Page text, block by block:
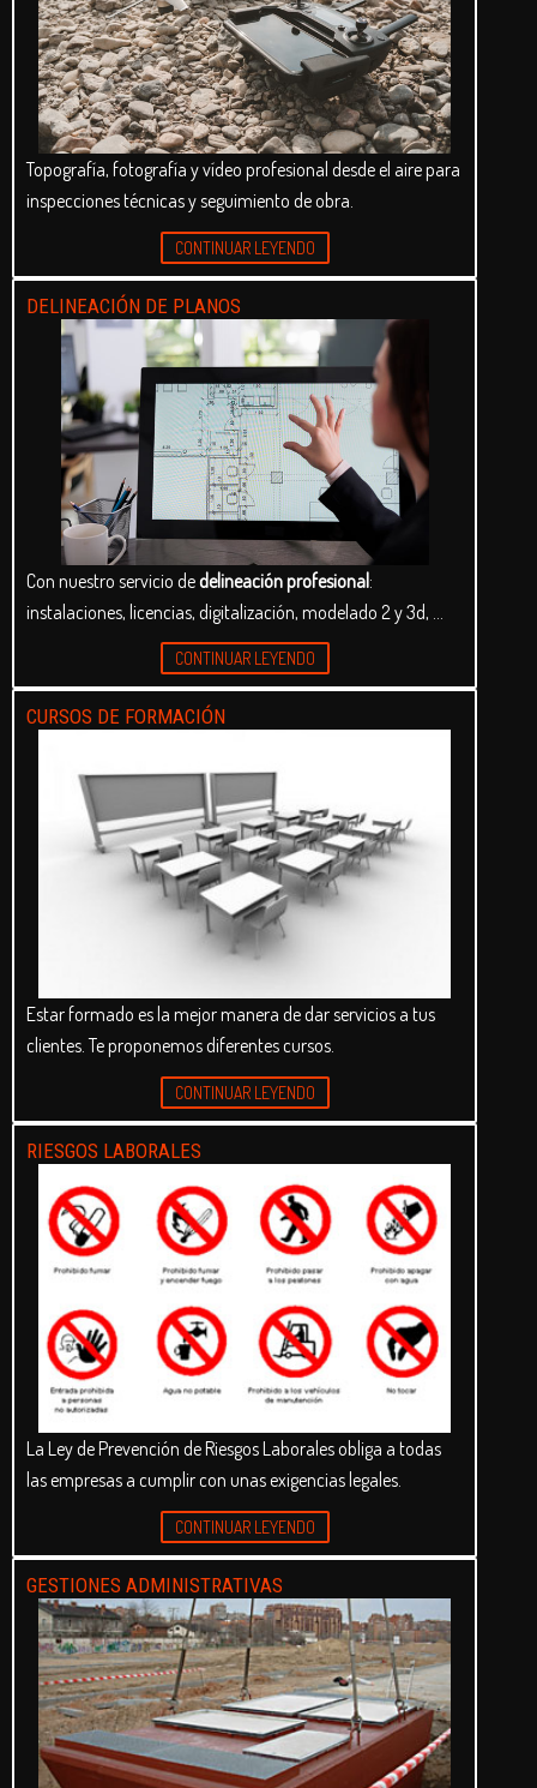
Topografía, fotografía y vídeo profesional desde el aire para
inspecciones técnicas y seguimiento de obra.
CONTINUAR LEYENDO
DELINEACIÓN DE PLANOS
Con nuestro servicio dedelineación profesional:
instalaciones, licencias, digitalización, modelado 2 y 3d, …
CONTINUAR LEYENDO
CURSOS DE FORMACIÓN
Estar formado es la mejor manera de dar servicios a tus
clientes. Te proponemos diferentes cursos.
CONTINUAR LEYENDO
RIESGOS LABORALES
La Ley de Prevención de Riesgos Laborales obliga a todas
las empresas a cumplir con unas exigencias legales.
CONTINUAR LEYENDO
GESTIONES ADMINISTRATIVAS